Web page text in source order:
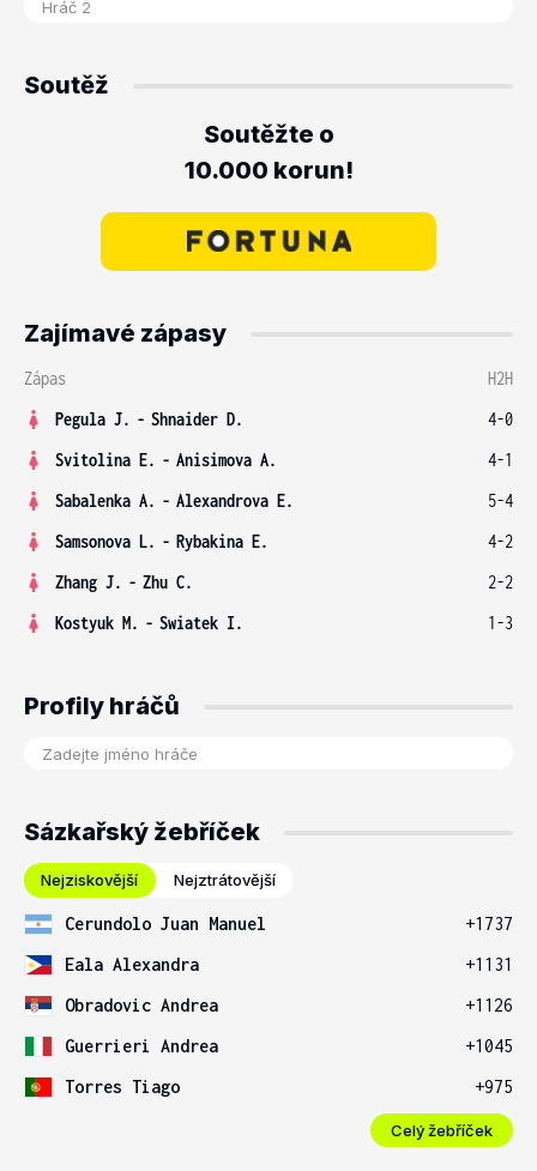
Soutěž
Soutěžte o
10.000 korun!
Zajímavé zápasy
Zápas
H2H
Pegula J. - Shnaider D.
4-0
Svitolina E. - Anisimova A.
4-1
Sabalenka A. - Alexandrova E.
5-4
Samsonova L. - Rybakina E.
4-2
Zhang J. - Zhu C.
2-2
Kostyuk M. - Swiatek I. 1-3
Profily hráčů
Sázkařský žebříček
Nejziskovější Nejztrátovější
Cerundolo Juan Manuel
+1737
Eala Alexandra
+1131
Obradovic Andrea
+1126
Guerrieri Andrea
+1045
Torres Tiago
+975
Celý žebříček